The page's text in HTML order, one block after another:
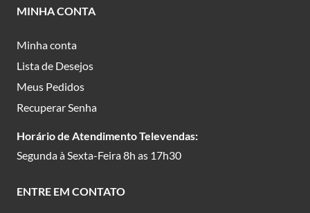
MINHA CONTA
Minha conta
Lista de Desejos
Meus Pedidos
Recuperar Senha
Horário de Atendimento Televendas:
Segunda à Sexta-Feira 8h as 17h30
ENTRE EM CONTATO